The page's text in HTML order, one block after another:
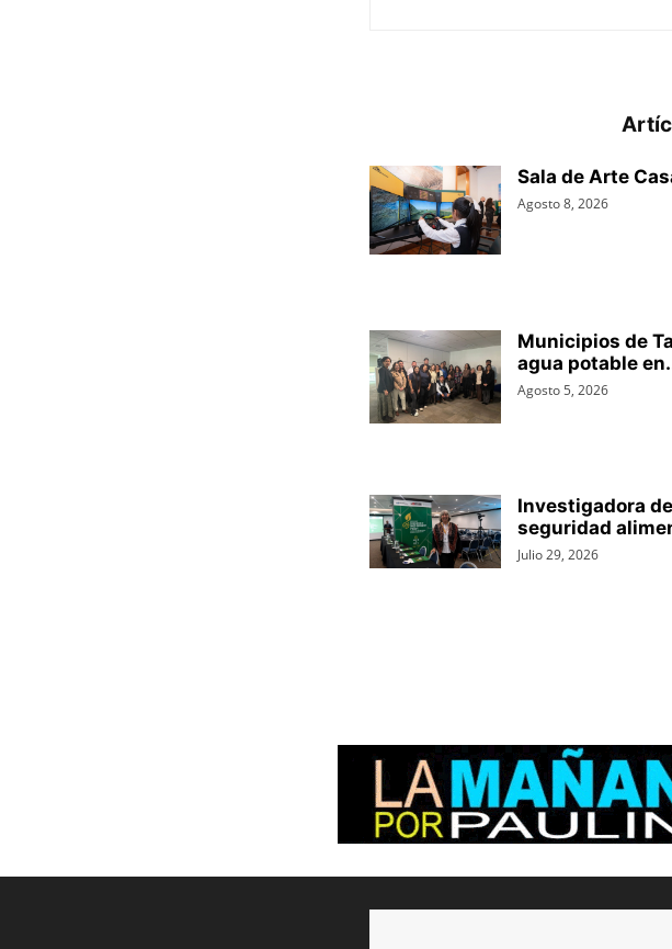
Sala de Arte
Agosto 8, 2026
Municipios de
agua potable
Agosto 5, 2026
Investigadora
seguridad
Julio 29, 2026